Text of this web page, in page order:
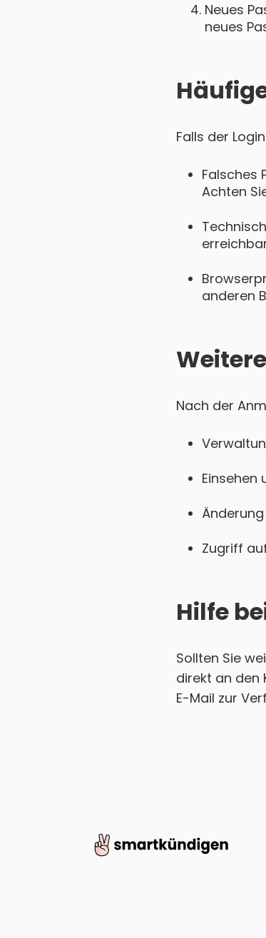
Neues
neues
Falls der
Falsches
Achten
anderen
Nach der
Einsehen
Zugriff
Hilfe
Sollten Sie
direkt an den
E-Mail zur